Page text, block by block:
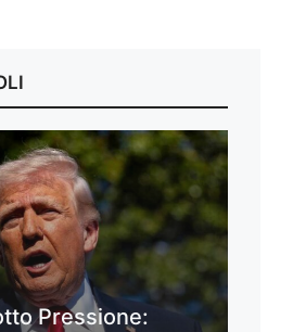
Pressione: